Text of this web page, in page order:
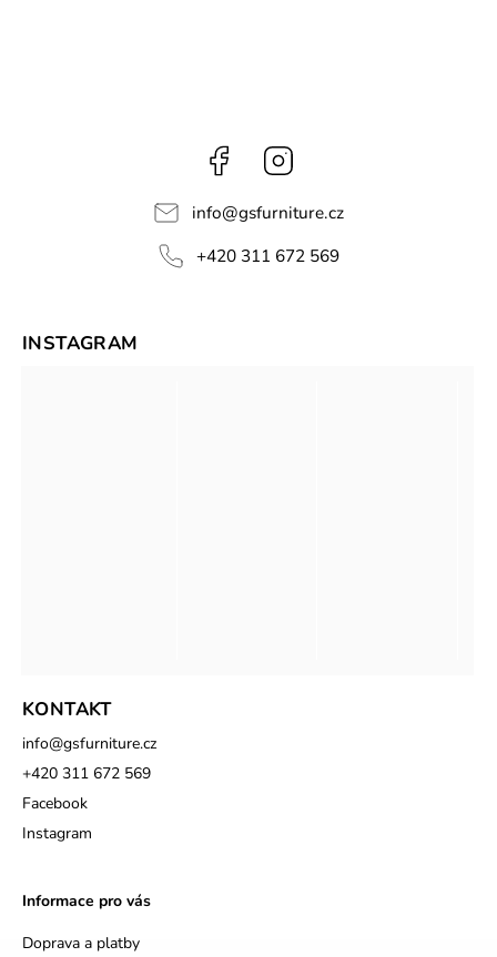
Facebook
info@gsfurniture.cz
+420 311 672 569
KONTAKT
info@gsfurniture.cz
+420 311 672 569
Facebook
Instagram
Informace pro vás
Doprava a platby
INSTAGRAM